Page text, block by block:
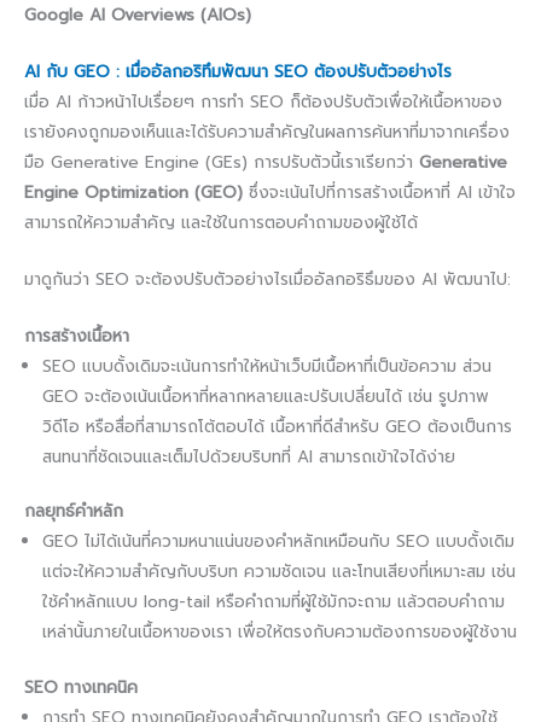
Google AI Overviews (AIOs)
AI กับ GEO : เมื่ออัลกอริทึมพัฒนา SEO ต้องปรับตัวอย่างไร
เมื่อ AI ก้าวหน้าไปเรื่อยๆ การทำ SEO ก็ต้องปรับตัวเพื่อให้เนื้อหาของ
เรายังคงถูกมองเห็นและได้รับความสำคัญในผลการค้นหาที่มาจากเครื่อง
มือ Generative Engine (GEs) การปรับตัวนี้เราเรียกว่า Generative
Engine Optimization (GEO) ซึ่งจะเน้นไปที่การสร้างเนื้อหาที่ AI เข้าใจ
สามารถให้ความสำคัญ และใช้ในการตอบคำถามของผู้ใช้ได้
มาดูกันว่า SEO จะต้องปรับตัวอย่างไรเมื่ออัลกอริธึมของ AI พัฒนาไป:
การสร้างเนื้อหา
SEO แบบดั้งเดิมจะเน้นการทำให้หน้าเว็บมีเนื้อหาที่เป็นข้อความ ส่วน
GEO จะต้องเน้นเนื้อหาที่หลากหลายและปรับเปลี่ยนได้ เช่น รูปภาพ
วิดีโอ หรือสื่อที่สามารถโต้ตอบได้ เนื้อหาที่ดีสำหรับ GEO ต้องเป็นการ
สนทนาที่ชัดเจนและเต็มไปด้วยบริบทที่ AI สามารถเข้าใจได้ง่าย
กลยุทธ์คำหลัก
GEO ไม่ได้เน้นที่ความหนาแน่นของคำหลักเหมือนกับ SEO แบบดั้งเดิม
แต่จะให้ความสำคัญกับบริบท ความชัดเจน และโทนเสียงที่เหมาะสม เช่น
ใช้คำหลักแบบ long-tail หรือคำถามที่ผู้ใช้มักจะถาม แล้วตอบคำถาม
เหล่านั้นภายในเนื้อหาของเรา เพื่อให้ตรงกับความต้องการของผู้ใช้งาน
SEO ทางเทคนิค